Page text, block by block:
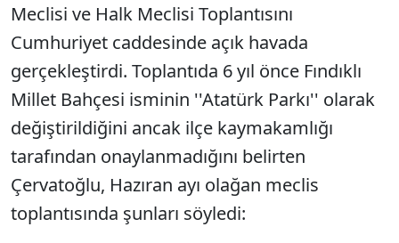
Meclisi ve Halk Meclisi Toplantısını
Cumhuriyet caddesinde açık havada
gerçekleştirdi. Toplantıda 6 yıl önce Fındıklı
Millet Bahçesi isminin ''Atatürk Parkı'' olarak
değiştirildiğini ancak ilçe kaymakamlığı
tarafından onaylanmadığını belirten
Çervatoğlu, Hazıran ayı olağan meclis
toplantısında şunları söyledi: